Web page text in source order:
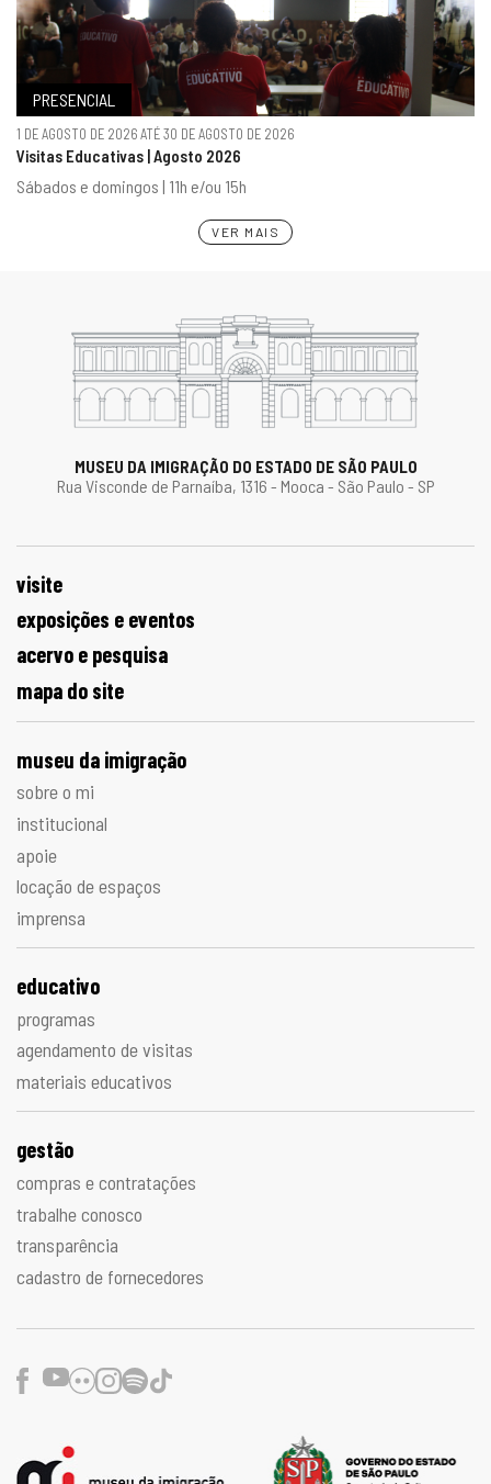
PRESENCIAL
1 DE AGOSTO DE 2026 ATÉ 30 DE AGOSTO DE 2026
Visitas Educativas | Agosto 2026
Sábados e domingos | 11h e/ou 15h
VER MAIS
MUSEU DA IMIGRAÇÃO DO ESTADO DE SÃO PAULO
Rua Visconde de Parnaíba, 1316 - Mooca - São Paulo - SP
visite
exposições e eventos
acervo e pesquisa
mapa do site
museu da imigração
sobre o mi
institucional
apoie
locação de espaços
imprensa
educativo
programas
agendamento de visitas
materiais educativos
gestão
compras e contratações
trabalhe conosco
transparência
cadastro de fornecedores
Facebook
Youtube
FlickrInstagram
Spotify
TikTok